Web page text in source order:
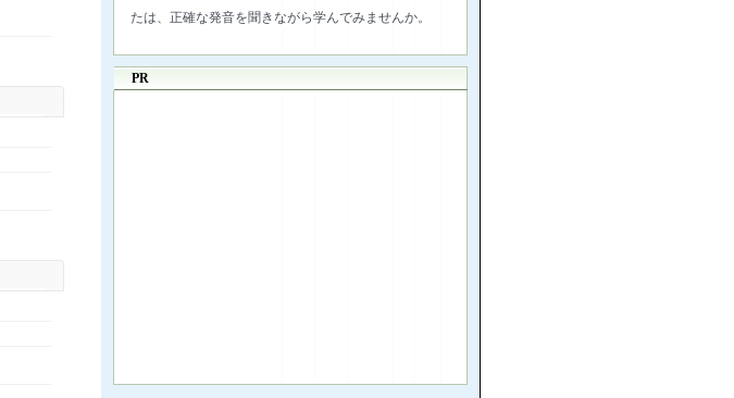
たは、正確な発音を聞きながら学んでみませんか。
PR